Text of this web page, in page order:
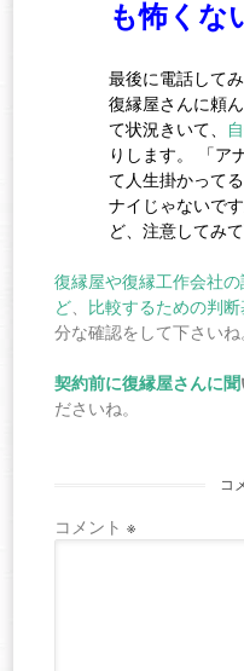
も怖くな
最後に電話して
復縁屋さんに頼
て状況きいて、
りします。
「ア
て人生掛かって
ナイじゃないで
ど、注意してみて
復縁屋や復縁工作会社の
ど、 比較するための判
分な確認をして下さいね
契約前に復縁屋さんに聞
ださいね。
コ
コメント※